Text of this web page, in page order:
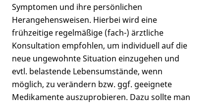
Symptomen und ihre persönlichen
Herangehensweisen. Hierbei wird eine
frühzeitige regelmäßige (fach-) ärztliche
Konsultation empfohlen, um individuell auf die
neue ungewohnte Situation einzugehen und
evtl. belastende Lebensumstände, wenn
möglich, zu verändern bzw. ggf. geeignete
Medikamente auszuprobieren. Dazu sollte man